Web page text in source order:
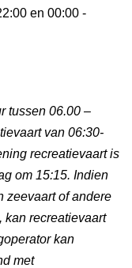
en 00:00 -
tussen 06.00 –
van 06:30-
recreatievaart is
om 15:15. Indien
zeevaart of andere
kan recreatievaart
kan
met